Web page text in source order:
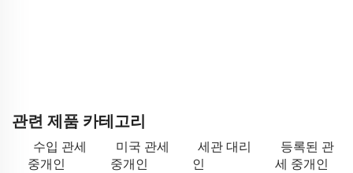
관련 제품 카테고리
수입 관세
중개인
미국 관세
중개인
세관 대리
인
등록된 관
세 중개인